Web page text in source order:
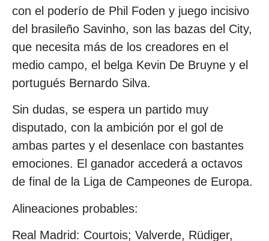
con el poderío de Phil Foden y juego incisivo
del brasileño Savinho, son las bazas del City,
que necesita más de los creadores en el
medio campo, el belga Kevin De Bruyne y el
portugués Bernardo Silva.
Sin dudas, se espera un partido muy
disputado, con la ambición por el gol de
ambas partes y el desenlace con bastantes
emociones. El ganador accederá a octavos
de final de la Liga de Campeones de Europa.
Alineaciones probables:
Real Madrid: Courtois; Valverde, Rüdiger,